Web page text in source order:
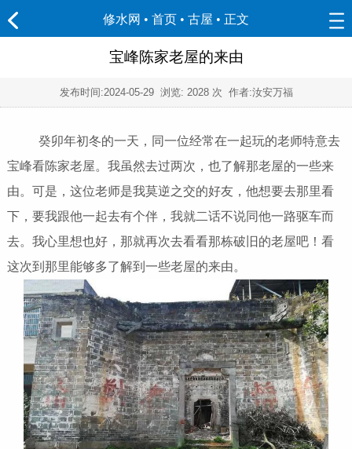
修水网 • 首页 • 古屋 • 正文
宝峰陈家老屋的来由
发布时间:2024-05-29浏览: 2028 次 作者:汝安万福
癸卯年初冬的一天，同一位经常在一起玩的老师特意去
宝峰看陈家老屋。我虽然去过两次，也了解那老屋的一些来
由。可是，这位老师是我莫逆之交的好友，他想要去那里看
下，要我跟他一起去有个伴，我就二话不说同他一路驱车而
去。我心里想也好，那就再次去看看那栋破旧的老屋吧！看
这次到那里能够多了解到一些老屋的来由。